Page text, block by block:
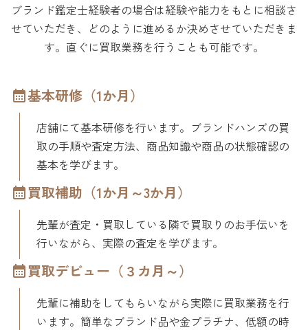
ブランド鑑定士経験者の場合は経験や能力をもとに相談さ
せていただき、どのように進めるか決めさせていただきま
す。直ぐに買取業務を行うことも可能です。
基本研修（1か月）
店舗にて基本研修を行います。ブランドハンズの買
取の手順や査定方法、商品知識や商品の状態確認の
基本を学びます。
買取補助（1か月～3か月）
先輩が査定・買取している隣で買取りのお手伝いを
行いながら、実際の査定を学びます。
買取デビュー（３カ月～）
先輩に補助をしてもらいながら実際に買取業務を行
います。簡単なブランド品や金プラチナ、低額の時